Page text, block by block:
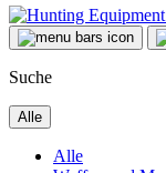
Suche
Alle
Alle